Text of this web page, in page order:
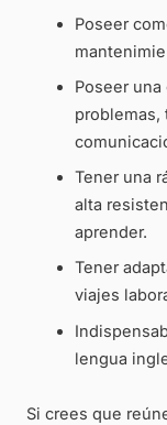
Poseer
Poseer
problemas,
Tener una
alta
aprender.
Tener
viajes
lengua
Si crees que